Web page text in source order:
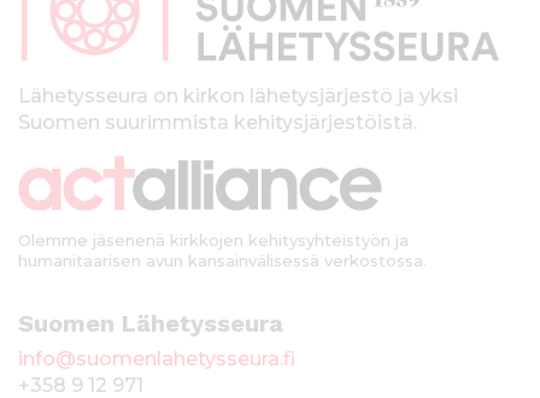
kLähetysseura on kirkon lähetysjärjestö ja yksi
Suomen suurimmista kehitysjärjestöistä.
Olemme jäsenenä kirkkojen kehitysyhteistyön ja
humanitaarisen avun kansainvälisessä verkostossa.
Suomen Lähetysseura
info@suomenlahetysseura.fi
+358 9 12 971